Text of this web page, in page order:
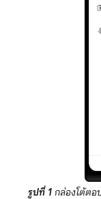
รูปที่ 1 กล่องโต้ต